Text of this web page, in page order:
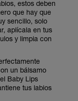
estos deben
que hay que
sencillo, solo
aplícala en tus
y limpia con
un bálsamo
Baby Lips
tus labios